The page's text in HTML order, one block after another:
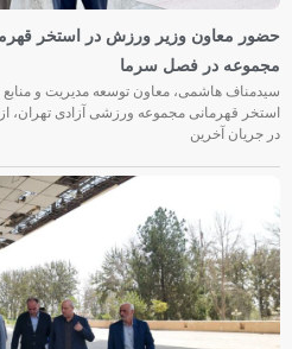
حضور معاون وزیر ورزش در استخر
مجموعه در فصل سرما
سیدمناف هاشمی، معاون توسعه مدیریت و
استخر قهرمانی مجموعه ورزشی آزادی تهران،
در جریان آخرین